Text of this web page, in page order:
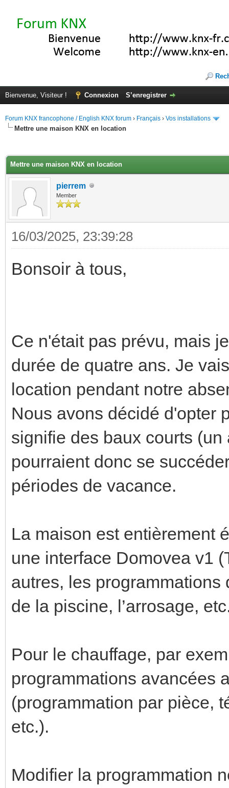
Bienvenue, Visiteur ! Connexion S’enregistrer
Forum KNX francophone / English KNX forum › Français › Vos installations
Mettre une maison KNX en location
Mettre une maison KNX en location
pierrem
Member
16/03/2025, 23:39:28
Bonsoir à tous,
Ce n'était pas prévu, mais
durée de quatre ans. Je
location pendant notre
Nous avons décidé d'opter
signifie des baux courts
pourraient donc se
périodes de vacance.
La maison est entièrement
une interface Domovea v1
autres, les
de la piscine, l’arrosage,
Pour le chauffage, par
programmations avancées
(programmation par pièce,
etc.).
Modifier la programmation